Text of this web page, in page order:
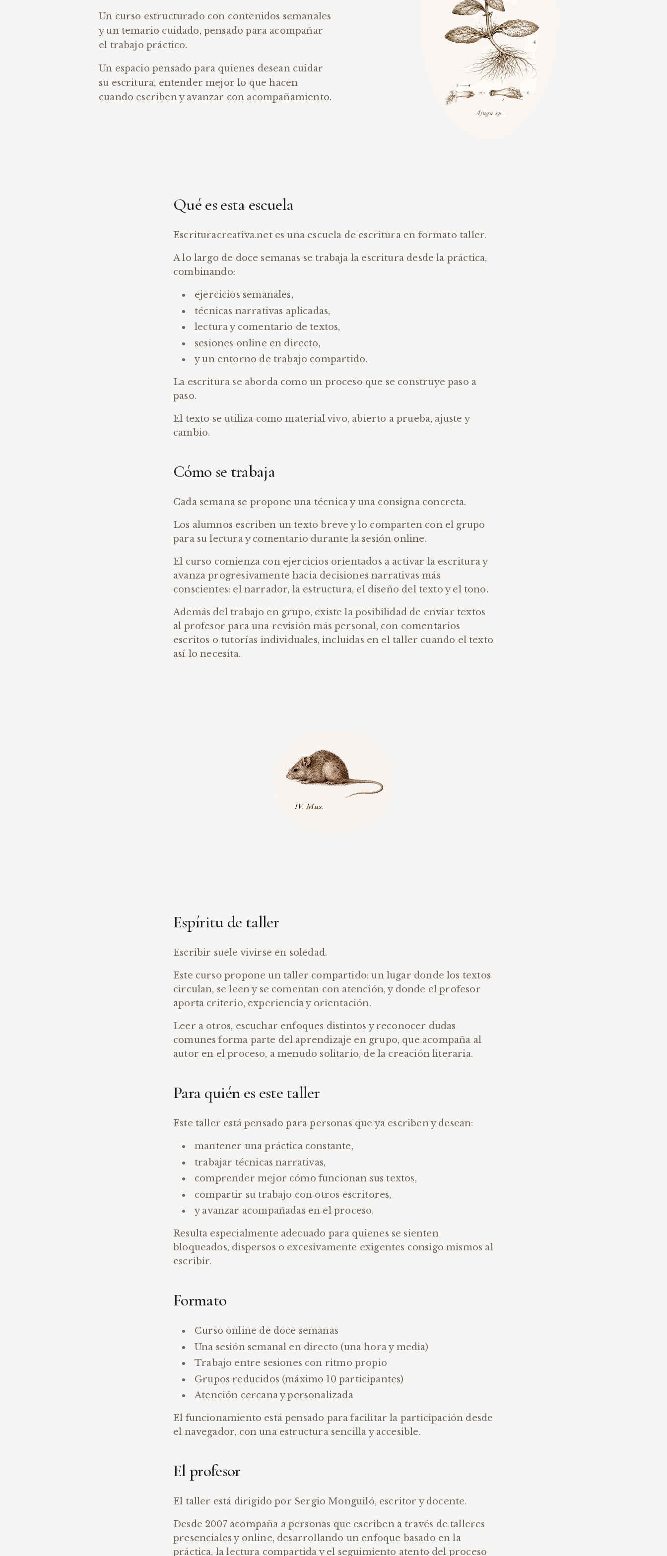
Un curso estructurado con contenidos semanales
y un temario cuidado, pensado para acompañar
el trabajo práctico.
Un espacio pensado para quienes desean cuidar
su escritura, entender mejor lo que hacen
cuando escriben y avanzar con acompañamiento.
Qué es esta escuela
Escrituracreativa.net es una escuela de escritura en formato taller.
A lo largo de doce semanas se trabaja la escritura desde la práctica,
combinando:
ejercicios semanales,
técnicas narrativas aplicadas,
lectura y comentario de textos,
sesiones online en directo,
y un entorno de trabajo compartido.
La escritura se aborda como un proceso que se construye paso a
paso.
El texto se utiliza como material vivo, abierto a prueba, ajuste y
cambio.
Cómo se trabaja
Cada semana se propone una técnica y una consigna concreta.
Los alumnos escriben un texto breve y lo comparten con el grupo
para su lectura y comentario durante la sesión online.
El curso comienza con ejercicios orientados a activar la escritura y
avanza progresivamente hacia decisiones narrativas más
conscientes: el narrador, la estructura, el diseño del texto y el tono.
Además del trabajo en grupo, existe la posibilidad de enviar textos
al profesor para una revisión más personal, con comentarios
escritos o tutorías individuales, incluidas en el taller cuando el texto
así lo necesita.
Espíritu de taller
Escribir suele vivirse en soledad.
Este curso propone un taller compartido: un lugar donde los textos
circulan, se leen y se comentan con atención, y donde el profesor
aporta criterio, experiencia y orientación.
Leer a otros, escuchar enfoques distintos y reconocer dudas
comunes forma parte del aprendizaje en grupo, que acompaña al
autor en el proceso, a menudo solitario, de la creación literaria.
Para quién es este taller
Este taller está pensado para personas que ya escriben y desean:
mantener una práctica constante,
trabajar técnicas narrativas,
comprender mejor cómo funcionan sus textos,
compartir su trabajo con otros escritores,
y avanzar acompañadas en el proceso.
Resulta especialmente adecuado para quienes se sienten
bloqueados, dispersos o excesivamente exigentes consigo mismos al
escribir.
Formato
Curso online de doce semanas
Una sesión semanal en directo (una hora y media)
Trabajo entre sesiones con ritmo propio
Grupos reducidos (máximo 10 participantes)
Atención cercana y personalizada
El funcionamiento está pensado para facilitar la participación desde
el navegador, con una estructura sencilla y accesible.
El profesor
El taller está dirigido por Sergio Monguiló, escritor y docente.
Desde 2007 acompaña a personas que escriben a través de talleres
presenciales y online, desarrollando un enfoque basado en la
práctica, la lectura compartida y el seguimiento atento del proceso